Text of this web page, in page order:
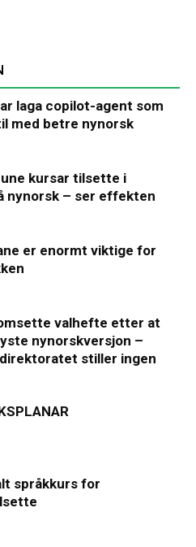
laga copilot-agent som
med betre nynorsk
kursar tilsette i
nynorsk – ser effekten
er enormt viktige for
valhefte etter at
nynorskversjon –
stiller ingen
språkkurs for